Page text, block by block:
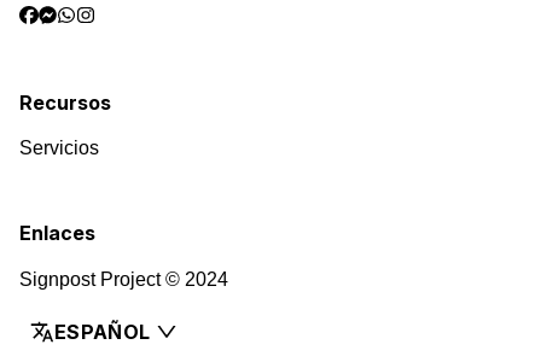
Recursos
Servicios
Enlaces
Signpost Project © 2024
ESPAÑOL